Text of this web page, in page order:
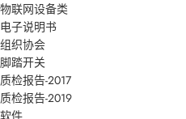
物联网设备类
电子说明书
组织协会
脚踏开关
质检报告-2017
质检报告-2019
软件